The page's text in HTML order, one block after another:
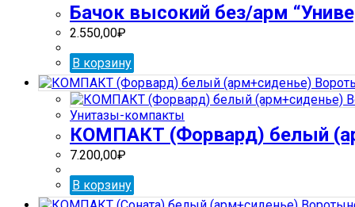
Бачок высокий без/арм
2.550,00₽
В корзину
Унитазы-компакты
КОМПАКТ (Форвард) белый
7.200,00₽
В корзину